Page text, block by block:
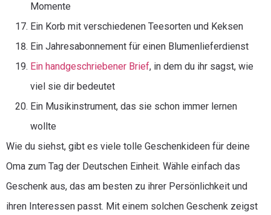
Momente
Ein Korb mit verschiedenen Teesorten und Keksen
Ein Jahresabonnement für einen Blumenlieferdienst
Ein handgeschriebener Brief, in dem du ihr sagst, wie
viel sie dir bedeutet
Ein Musikinstrument, das sie schon immer lernen
wollte
Wie du siehst, gibt es viele tolle Geschenkideen für deine
Oma zum Tag der Deutschen Einheit. Wähle einfach das
Geschenk aus, das am besten zu ihrer Persönlichkeit und
ihren Interessen passt. Mit einem solchen Geschenk zeigst